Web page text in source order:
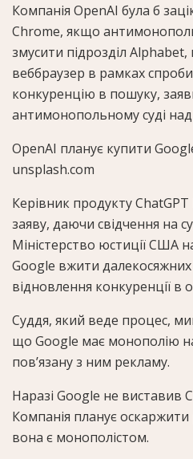
Компанія OpenAI була б
Chrome, якщо
змусити підрозділ
веббраузер в рамках
конкуренцію в пошуку,
антимонопольному суді
OpenAI планує купити
unsplash.com
Керівник продукту
заяву, даючи свідчення на
Міністерство юстиції США
Google вжити далекосяжних
відновлення конкуренції в
Суддя, який веде процес,
що Google має монополію
пов’язану з ним рекламу.
Наразі Google не виставив
Компанія планує
вона є монополістом.